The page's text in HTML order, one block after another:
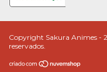
Copyright Sakura Animes -
reservados.